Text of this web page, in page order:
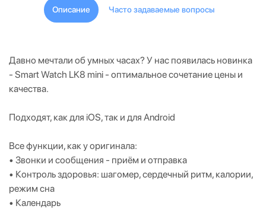
Описание Часто задаваемые вопросы
Давно мечтали об умных часах? У нас появилась новинка
- Smart Watch LK8 mini - оптимальное сочетание цены и
качества.
Подходят, как для iOS, так и для Android
Все функции, как у оригинала:
• Звонки и сообщения - приём и отправка
• Контроль здоровья: шагомер, сердечный ритм, калории,
режим сна
• Календарь